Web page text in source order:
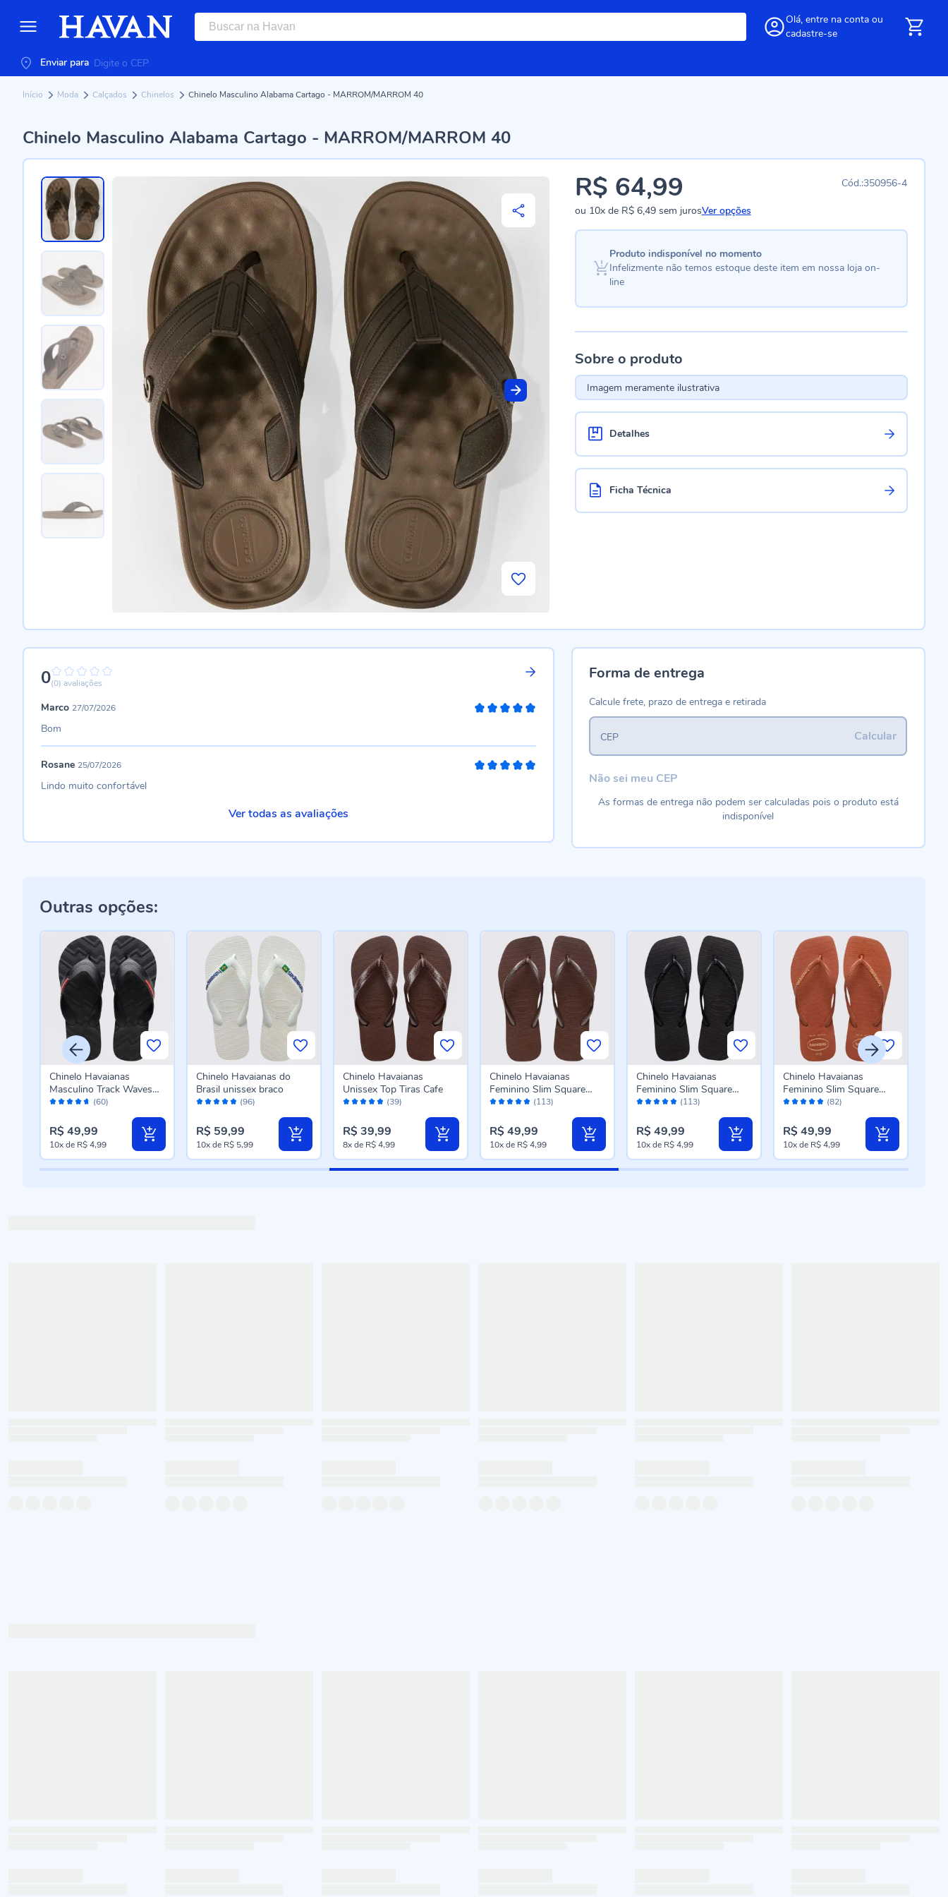
Olá, entre na conta ou
cadastre-se
Enviar para
Início Moda Calçados Chinelos Chinelo Masculino Alabama Cartago - MARROM/MARROM 40
Chinelo Masculino Alabama Cartago - MARROM/MARROM 40
350956-4
R$ 64,99
ou 10xde R$ 6,49sem jurosVer opções
Produto indisponível no momento
Infelizmente não temos estoque deste item em nossa loja on-
line
Sobre o produto
Imagem meramente ilustrativa
Detalhes
Ficha Técnica
00%
(0) avaliações
Marco 27/07/2026
Bom
Rosane 25/07/2026
Lindo muito confortável
Ver todas as avaliações
Forma de entrega
Calcule frete, prazo de entrega e retirada
Calcular
CEP
Não sei meu CEP
As formas de entrega não podem ser calculadas pois o produto está
indisponível
Outras opções:
Avaliação: (60)
Chinelo Havaianas
Masculino Track Waves
Preto
R$ 49,99
10xde R$ 4,99
Avaliação: (96)
Chinelo Havaianas do
Brasil unissex braco
R$ 59,99
10xde R$ 5,99
Avaliação: (39)
Chinelo Havaianas
Unissex Top Tiras Cafe
R$ 39,99
8xde R$ 4,99
Avaliação: (113)
Chinelo Havaianas
Feminino Slim Square
Cafe
R$ 49,99
10xde R$ 4,99
Avaliação: (113)
Chinelo Havaianas
Feminino Slim Square
Preto
R$ 49,99
10xde R$ 4,99
Avaliação: (82)
Chinelo Havaianas
Feminino Slim Square
Logo Pop Up Ferrugem
R$ 49,99
10xde R$ 4,99